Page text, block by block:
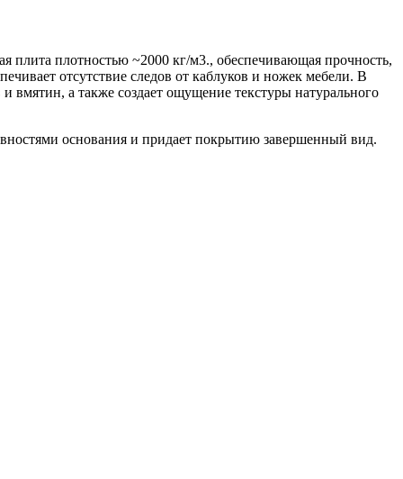
плита плотностью ~2000 кг/м3., обеспечивающая прочность,
отсутствие следов от каблуков и ножек мебели. В
вмятин, а также создает ощущение текстуры натурального
основания и придает покрытию завершенный вид.